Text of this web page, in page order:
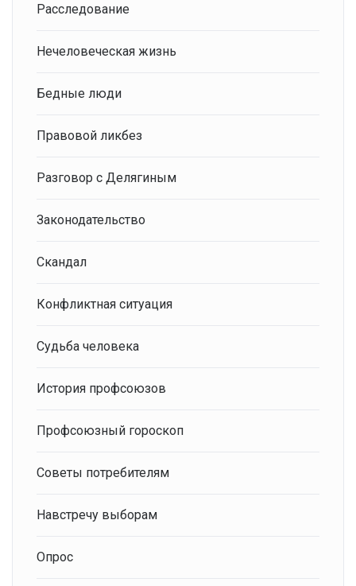
Расследование
Нечеловеческая жизнь
Бедные люди
Правовой ликбез
Разговор с Делягиным
Законодательство
Скандал
Конфликтная ситуация
Судьба человека
История профсоюзов
Профсоюзный гороскоп
Советы потребителям
Навстречу выборам
Опрос